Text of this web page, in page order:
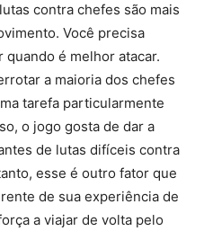
contra chefes são mais
Você precisa
é melhor atacar.
a maioria dos chefes
tarefa particularmente
o jogo gosta de dar a
de lutas difíceis contra
esse é outro fator que
de sua experiência de
a viajar de volta pelo